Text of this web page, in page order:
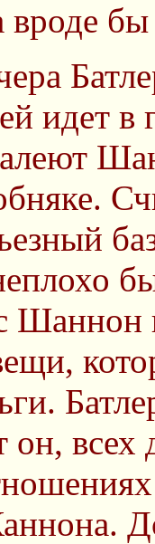
вроде бы
идет в
Шаннон
он, всех